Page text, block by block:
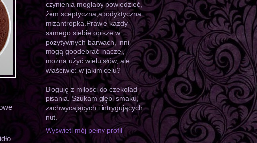
czynienia mogłaby powiedzieć,
żem sceptyczna,apodyktyczna
mizantropka.Prawie każdy
samego siebie opisze w
pozytywnych barwach, inni
mogą goodebrać inaczej,
można użyć wielu słów, ale
właściwie: w jakim celu?
Bloguję z miłości do czekolad i
pisania. Szukam głębi smaku,
zachwycających i intrygujących
nut.
Wyświetl mój pełny profil